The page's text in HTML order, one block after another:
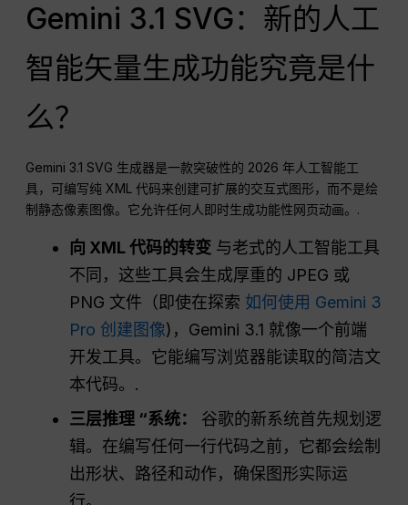
Gemini 3.1 SVG：新的人工
智能矢量生成功能究竟是什
么？
Gemini 3.1 SVG 生成器是一款突破性的 2026 年人工智能工
具，可编写纯 XML 代码来创建可扩展的交互式图形，而不是绘
制静态像素图像。它允许任何人即时生成功能性网页动画。.
向 XML 代码的转变 与老式的人工智能工具
不同，这些工具会生成厚重的 JPEG 或
PNG 文件（即使在探索 如何使用 Gemini 3
Pro 创建图像)，Gemini 3.1 就像一个前端
开发工具。它能编写浏览器能读取的简洁文
本代码。.
三层推理 “系统：
谷歌的新系统首先规划逻
辑。在编写任何一行代码之前，它都会绘制
出形状、路径和动作，确保图形实际运
行。.